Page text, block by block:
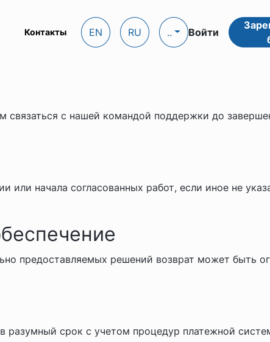
Контакты EN RU .. Войти
связаться с нашей командой поддержки до
или начала согласованных работ, если иное не
предоставляемых решений возврат может быть
разумный срок с учетом процедур платежной